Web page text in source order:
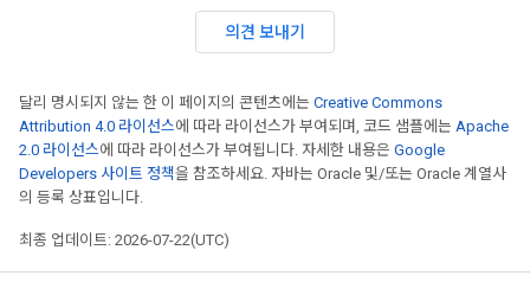
의견 보내기
달리 명시되지 않는 한 이 페이지의 콘텐츠에는 Creative Commons
Attribution 4.0 라이선스에 따라 라이선스가 부여되며, 코드 샘플에는 Apache
2.0 라이선스에 따라 라이선스가 부여됩니다. 자세한 내용은 Google
Developers 사이트 정책을 참조하세요. 자바는 Oracle 및/또는 Oracle 계열사
의 등록 상표입니다.
최종 업데이트: 2026-07-22(UTC)